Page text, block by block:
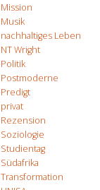
Mission
Musik
nachhaltiges Leben
NT Wright
Politik
Postmoderne
Predigt
privat
Rezension
Soziologie
Studientag
Südafrika
Transformation